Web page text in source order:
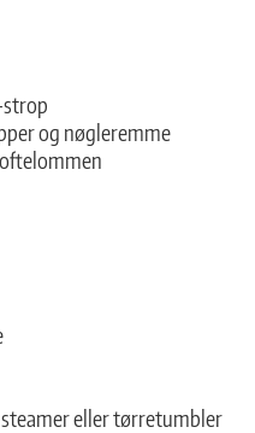
og nøgleremme
eller tørretumbler